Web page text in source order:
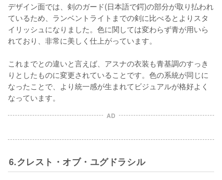
デザイン面では、剣のガード(日本語で鍔)の部分が取り払われ
ているため、ランベントライトまでの剣に比べるとよりスタ
イリッシュになりました。色に関しては変わらず青が用いら
れており、非常に美しく仕上がっています。
これまでとの違いと言えば、アスナの衣装も青基調のすっき
りとしたものに変更されていることです。色の系統が同じに
なったことで、より統一感が生まれてビジュアルが格好よく
なっています。
AD
6.クレスト・オブ・ユグドラシル